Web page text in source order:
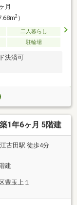
月
2）
二人暮らし
駐輪場
決済可
1年6ヶ月 5階建
古田駅 徒歩4分
建
豊玉上１